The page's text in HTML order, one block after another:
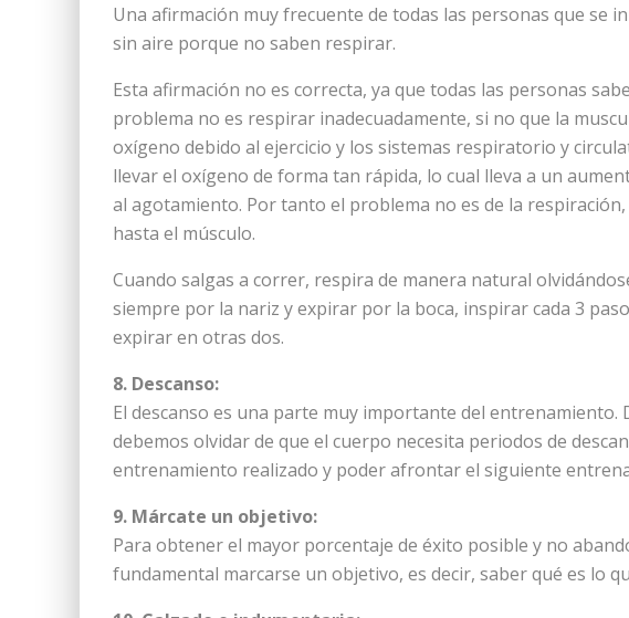
Una afirmación muy frecuente de todas las personas que se
sin aire porque no saben respirar.
Esta afirmación no es correcta, ya que todas las personas
problema no es respirar inadecuadamente, si no que la
oxígeno debido al ejercicio y los sistemas respiratorio y
llevar el oxígeno de forma tan rápida, lo cual lleva a un
al agotamiento. Por tanto el problema no es de la
hasta el músculo.
Cuando salgas a correr, respira de manera natural
siempre por la nariz y expirar por la boca, inspirar cada 3
expirar en otras dos.
8. Descanso:
El descanso es una parte muy importante del
debemos olvidar de que el cuerpo necesita periodos de
entrenamiento realizado y poder afrontar el siguiente
9. Márcate un objetivo:
Para obtener el mayor porcentaje de éxito posible y no
fundamental marcarse un objetivo, es decir, saber qué es lo